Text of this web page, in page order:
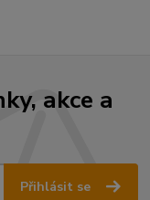
akce a
Přihlásit se